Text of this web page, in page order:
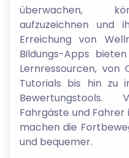
überwachen,
aufzuzeichnen und
Erreichung von
Bildungs-Apps
Lernressourcen, von
Tutorials bis hin zu
Bewertungstools.
Fahrgäste und
machen die
und bequemer.